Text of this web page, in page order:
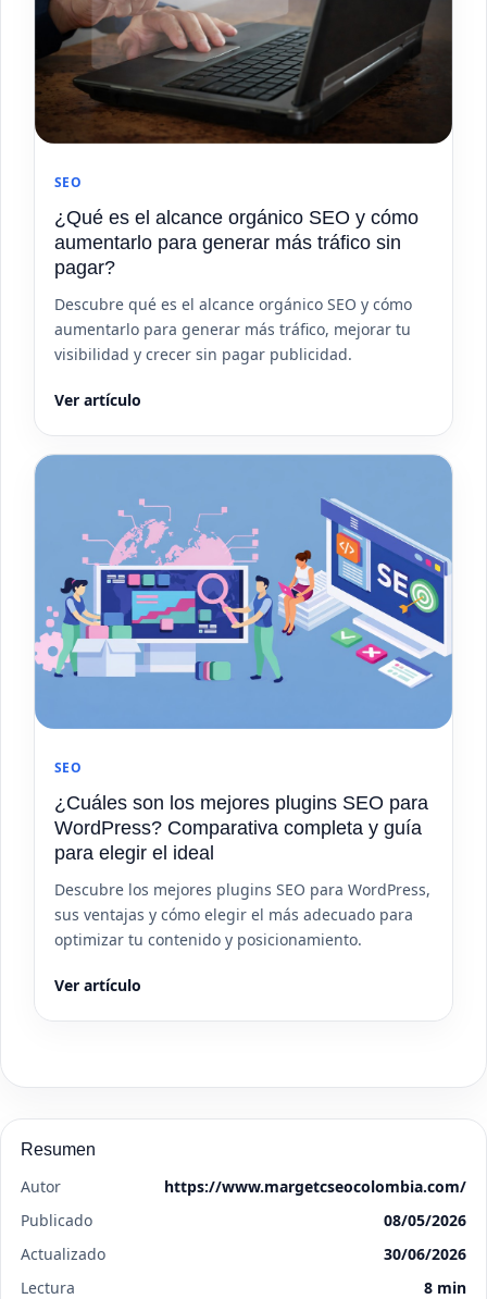
SEO
¿Qué es el alcance orgánico SEO y cómo
aumentarlo para generar más tráfico sin
pagar?
Descubre qué es el alcance orgánico SEO y cómo
aumentarlo para generar más tráfico, mejorar tu
visibilidad y crecer sin pagar publicidad.
Ver artículo
SEO
¿Cuáles son los mejores plugins SEO para
WordPress? Comparativa completa y guía
para elegir el ideal
Descubre los mejores plugins SEO para WordPress,
sus ventajas y cómo elegir el más adecuado para
optimizar tu contenido y posicionamiento.
Ver artículo
Resumen
Autor
https://www.margetcseocolombia.com/
Publicado
08/05/2026
Actualizado
30/06/2026
Lectura
8 min